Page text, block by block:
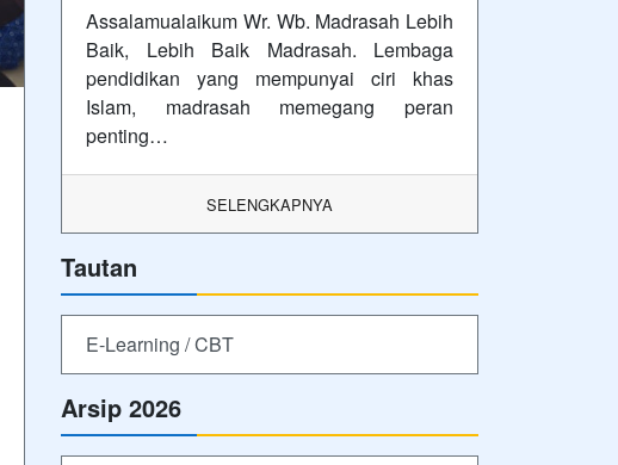
Assalamualaikum Wr. Wb. Madrasah Lebih
Baik, Lebih Baik Madrasah. Lembaga
pendidikan yang mempunyai ciri khas
Islam, madrasah memegang peran
penting…
SELENGKAPNYA
Tautan
E-Learning / CBT
Arsip 2026